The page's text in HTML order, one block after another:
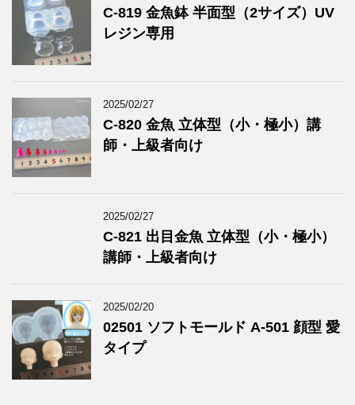
C-819 金魚鉢 半面型（2サイズ）UV
レジン専用
2025/02/27
C-820 金魚 立体型（小・極小）講
師・上級者向け
2025/02/27
C-821 出目金魚 立体型（小・極小）
講師・上級者向け
2025/02/20
02501 ソフトモールド A-501 顔型 愛
タイプ